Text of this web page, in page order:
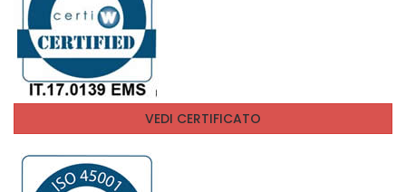
VEDI CERTIFICATO